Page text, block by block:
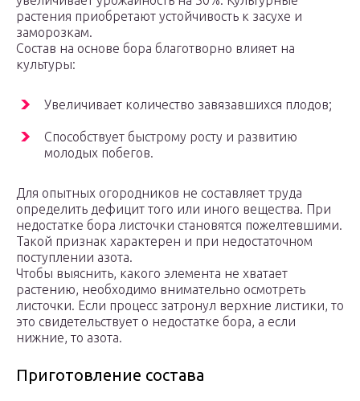
растения приобретают устойчивость к засухе и
заморозкам.
Состав на основе бора благотворно влияет на
культуры:
Увеличивает количество завязавшихся плодов;
Способствует быстрому росту и развитию
молодых побегов.
Для опытных огородников не составляет труда
определить дефицит того или иного вещества. При
недостатке бора листочки становятся пожелтевшими.
Такой признак характерен и при недостаточном
поступлении азота.
Чтобы выяснить, какого элемента не хватает
растению, необходимо внимательно осмотреть
листочки. Если процесс затронул верхние листики, то
это свидетельствует о недостатке бора, а если
нижние, то азота.
Приготовление состава